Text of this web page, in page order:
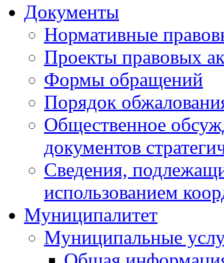
Документы
Нормативные
Проекты правовых
Формы обращений
Порядок
Общественное
документов
Сведения,
использованием
Муниципалитет
Муниципальные